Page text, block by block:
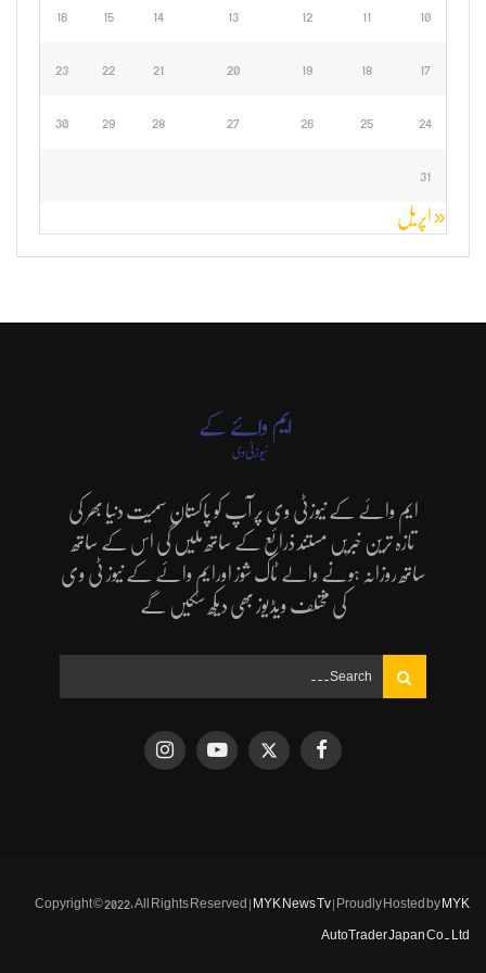
10
11
12
13
14
15
16
17
18
19
20
21
22
23
24
25
26
27
28
29
30
31
« اپریل
ایم وائے کے نیوزٹی وی پر آپ کو پاکستان سمیت دنیا بھر کی
تازہ ترین خبریں مستند ذرائع کے ساتھ ملیں گی اس کے ساتھ
ساتھ روزانہ ہونے والے ٹاک شوز اورایم وائے کے نیوز ٹی وی
کی مختلف ویڈیوز بھی دیکھ سکیں گے
Copyright © 2022, All Rights Reserved | MYK News Tv | Proudly Hosted by MYK
AutoTrader Japan Co. Ltd